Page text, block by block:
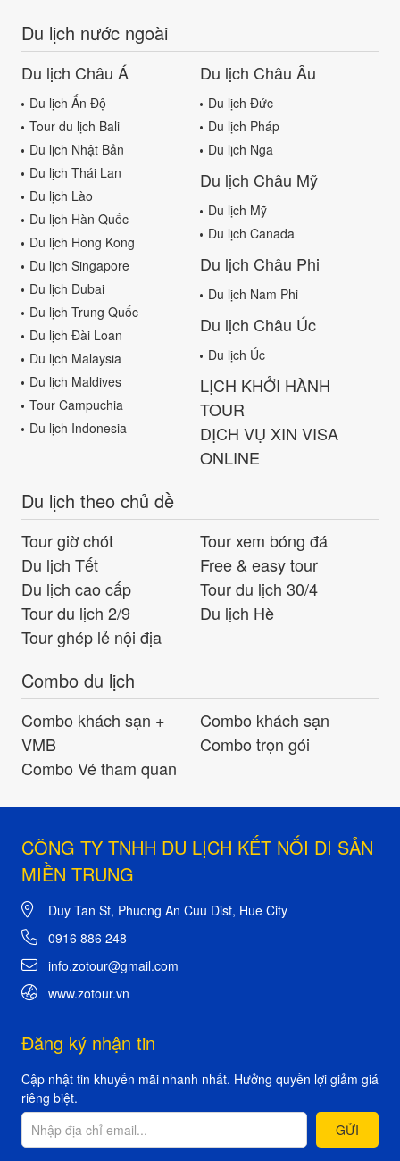
Du lịch nước ngoài
Du lịch Châu Á
Du lịch Ấn Độ
Tour du lịch Bali
Du lịch Nhật Bản
Du lịch Thái Lan
Du lịch Lào
Du lịch Hàn Quốc
Du lịch Hong Kong
Du lịch Singapore
Du lịch Dubai
Du lịch Trung Quốc
Du lịch Đài Loan
Du lịch Malaysia
Du lịch Maldives
Tour Campuchia
Du lịch Indonesia
Du lịch Châu Âu
Du lịch Đức
Du lịch Pháp
Du lịch Nga
Du lịch Châu Mỹ
Du lịch Mỹ
Du lịch Canada
Du lịch Châu Phi
Du lịch Nam Phi
Du lịch Châu Úc
Du lịch Úc
LỊCH KHỞI HÀNH
TOUR
DỊCH VỤ XIN VISA
ONLINE
Du lịch theo chủ đề
Tour giờ chót
Tour xem bóng đá
Du lịch Tết
Free & easy tour
Du lịch cao cấp
Tour du lịch 30/4
Tour du lịch 2/9
Du lịch Hè
Tour ghép lẻ nội địa
Combo du lịch
Combo khách sạn +
VMB
Combo khách sạn
Combo trọn gói
Combo Vé tham quan
CÔNG TY TNHH DU LỊCH KẾT NỐI DI SẢN
MIỀN TRUNG
Duy Tan St, Phuong An Cuu Dist, Hue City
0916 886 248
info.zotour@gmail.com
www.zotour.vn
Đăng ký nhận tin
Cập nhật tin khuyến mãi nhanh nhất. Hưởng quyền lợi giảm giá
riêng biệt.